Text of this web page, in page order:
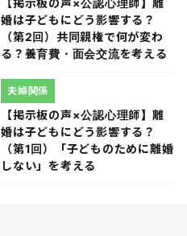
婚は子どもにどう影響する？
（第2回）共同親権で何が変わ
る？養育費・面会交流を考える
【掲示板の声×公認心理師】離
婚は子どもにどう影響する？
（第1回）「子どものために離婚
しない」を考える
夫婦関係